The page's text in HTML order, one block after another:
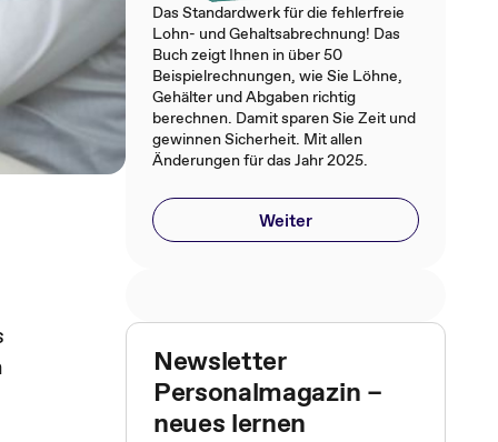
Das Standardwerk für die fehlerfreie
Lohn- und Gehaltsabrechnung! Das
Buch zeigt Ihnen in über 50
Beispielrechnungen, wie Sie Löhne,
Gehälter und Abgaben richtig
berechnen. Damit sparen Sie Zeit und
gewinnen Sicherheit. Mit allen
Änderungen für das Jahr 2025.
Weiter
Newsletter
Personalmagazin –
neues lernen